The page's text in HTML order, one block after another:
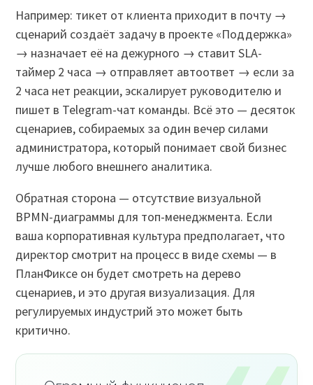
Например: тикет от клиента приходит в почту →
сценарий создаёт задачу в проекте «Поддержка»
→ назначает её на дежурного → ставит SLA-
таймер 2 часа → отправляет автоответ → если за
2 часа нет реакции, эскалирует руководителю и
пишет в Telegram-чат команды. Всё это — десяток
сценариев, собираемых за один вечер силами
администратора, который понимает свой бизнес
лучше любого внешнего аналитика.
Обратная сторона — отсутствие визуальной
BPMN-диаграммы для топ-менеджмента. Если
ваша корпоративная культура предполагает, что
директор смотрит на процесс в виде схемы — в
ПланФиксе он будет смотреть на дерево
сценариев, и это другая визуализация. Для
регулируемых индустрий это может быть
критично.